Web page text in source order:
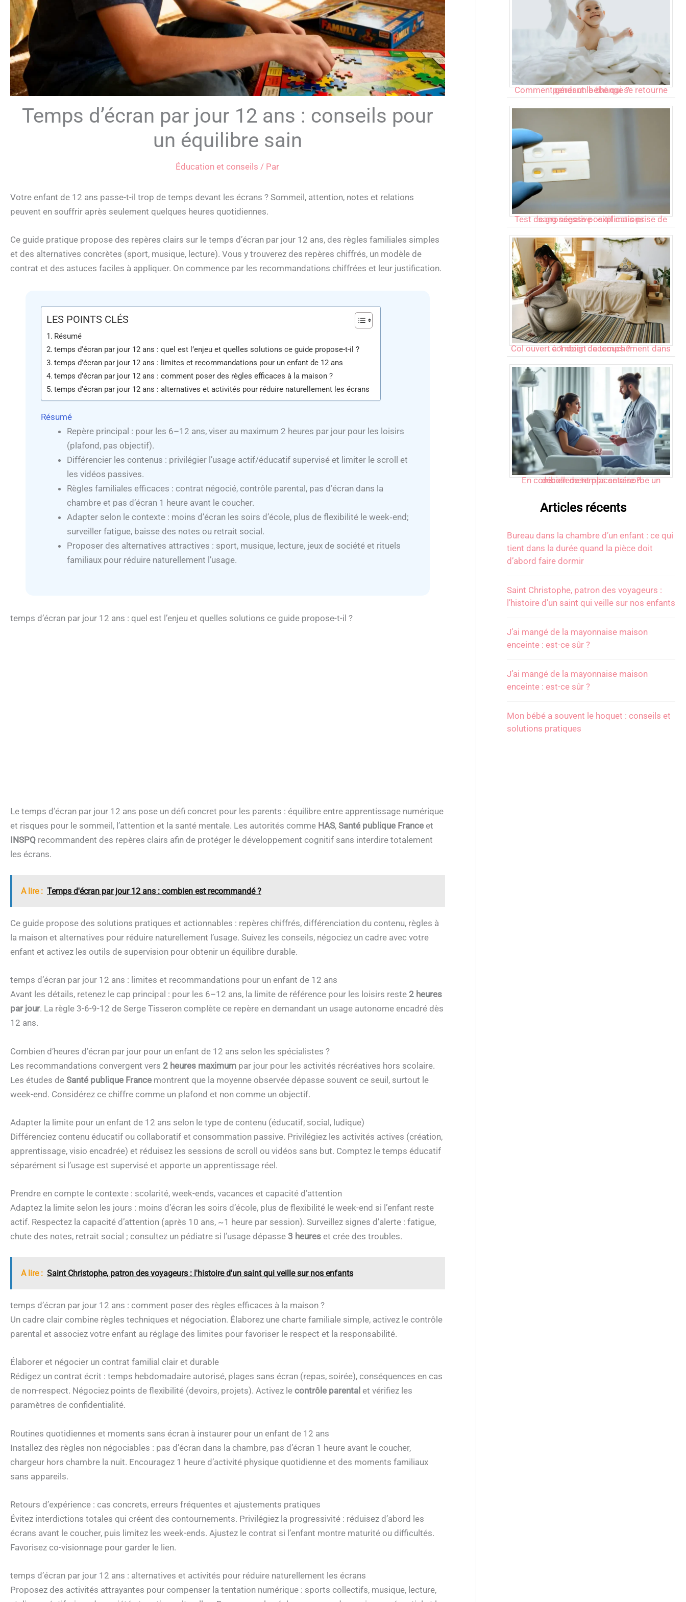
Temps d’écran par jour 12 ans : conseils pour
un équilibre sain
Éducation et conseils / Par
Votre enfant de 12 ans passe-t-il trop de temps devant les écrans ? Sommeil, attention, notes et relations
peuvent en souffrir après seulement quelques heures quotidiennes.
Ce guide pratique propose des repères clairs sur le temps d’écran par jour 12 ans, des règles familiales simples
et des alternatives concrètes (sport, musique, lecture). Vous y trouverez des repères chiffrés, un modèle de
contrat et des astuces faciles à appliquer. On commence par les recommandations chiffrées et leur justification.
LES POINTS CLÉS
Résumé
temps d’écran par jour 12 ans : quel est l’enjeu et quelles solutions ce guide propose-t-il ?
temps d’écran par jour 12 ans : limites et recommandations pour un enfant de 12 ans
temps d’écran par jour 12 ans : comment poser des règles efficaces à la maison ?
temps d’écran par jour 12 ans : alternatives et activités pour réduire naturellement les écrans
Résumé
Repère principal : pour les 6–12 ans, viser au maximum 2 heures par jour pour les loisirs
(plafond, pas objectif).
Différencier les contenus : privilégier l’usage actif/éducatif supervisé et limiter le scroll et
les vidéos passives.
Règles familiales efficaces : contrat négocié, contrôle parental, pas d’écran dans la
chambre et pas d’écran 1 heure avant le coucher.
Adapter selon le contexte : moins d’écran les soirs d’école, plus de flexibilité le week‑end;
surveiller fatigue, baisse des notes ou retrait social.
Proposer des alternatives attractives : sport, musique, lecture, jeux de société et rituels
familiaux pour réduire naturellement l’usage.
temps d’écran par jour 12 ans : quel est l’enjeu et quelles solutions ce guide propose-t-il ?
Le temps d’écran par jour 12 ans pose un défi concret pour les parents : équilibre entre apprentissage numérique
et risques pour le sommeil, l’attention et la santé mentale. Les autorités comme HAS, Santé publique France et
INSPQ recommandent des repères clairs afin de protéger le développement cognitif sans interdire totalement
les écrans.
A lire : Temps d'écran par jour 12 ans : combien est recommandé ?
Ce guide propose des solutions pratiques et actionnables : repères chiffrés, différenciation du contenu, règles à
la maison et alternatives pour réduire naturellement l’usage. Suivez les conseils, négociez un cadre avec votre
enfant et activez les outils de supervision pour obtenir un équilibre durable.
temps d’écran par jour 12 ans : limites et recommandations pour un enfant de 12 ans
Avant les détails, retenez le cap principal : pour les 6–12 ans, la limite de référence pour les loisirs reste 2 heures
par jour. La règle 3-6-9-12 de Serge Tisseron complète ce repère en demandant un usage autonome encadré dès
12 ans.
Combien d’heures d’écran par jour pour un enfant de 12 ans selon les spécialistes ?
Les recommandations convergent vers 2 heures maximum par jour pour les activités récréatives hors scolaire.
Les études de Santé publique France montrent que la moyenne observée dépasse souvent ce seuil, surtout le
week-end. Considérez ce chiffre comme un plafond et non comme un objectif.
Adapter la limite pour un enfant de 12 ans selon le type de contenu (éducatif, social, ludique)
Différenciez contenu éducatif ou collaboratif et consommation passive. Privilégiez les activités actives (création,
apprentissage, visio encadrée) et réduisez les sessions de scroll ou vidéos sans but. Comptez le temps éducatif
séparément si l’usage est supervisé et apporte un apprentissage réel.
Prendre en compte le contexte : scolarité, week-ends, vacances et capacité d’attention
Adaptez la limite selon les jours : moins d’écran les soirs d’école, plus de flexibilité le week-end si l’enfant reste
actif. Respectez la capacité d’attention (après 10 ans, ~1 heure par session). Surveillez signes d’alerte : fatigue,
chute des notes, retrait social ; consultez un pédiatre si l’usage dépasse 3 heures et crée des troubles.
A lire : Saint Christophe, patron des voyageurs : l'histoire d'un saint qui veille sur nos enfants
temps d’écran par jour 12 ans : comment poser des règles efficaces à la maison ?
Un cadre clair combine règles techniques et négociation. Élaborez une charte familiale simple, activez le contrôle
parental et associez votre enfant au réglage des limites pour favoriser le respect et la responsabilité.
Élaborer et négocier un contrat familial clair et durable
Rédigez un contrat écrit : temps hebdomadaire autorisé, plages sans écran (repas, soirée), conséquences en cas
de non-respect. Négociez points de flexibilité (devoirs, projets). Activez le contrôle parental et vérifiez les
paramètres de confidentialité.
Routines quotidiennes et moments sans écran à instaurer pour un enfant de 12 ans
Installez des règles non négociables : pas d’écran dans la chambre, pas d’écran 1 heure avant le coucher,
chargeur hors chambre la nuit. Encouragez 1 heure d’activité physique quotidienne et des moments familiaux
sans appareils.
Retours d’expérience : cas concrets, erreurs fréquentes et ajustements pratiques
Évitez interdictions totales qui créent des contournements. Privilégiez la progressivité : réduisez d’abord les
écrans avant le coucher, puis limitez les week-ends. Ajustez le contrat si l’enfant montre maturité ou difficultés.
Favorisez co-visionnage pour garder le lien.
temps d’écran par jour 12 ans : alternatives et activités pour réduire naturellement les écrans
Proposez des activités attrayantes pour compenser la tentation numérique : sports collectifs, musique, lecture,
Comment gérer un bébé qui se retourne pendant le change ?
Test de grossesse positif mais prise de sang négative : explications
Col ouvert à 1 doigt : accouchement dans combien de temps ?
En combien de temps se résorbe un décollement placentaire ?
Articles récents
Bureau dans la chambre d’un enfant : ce qui
tient dans la durée quand la pièce doit
d’abord faire dormir
Saint Christophe, patron des voyageurs :
l’histoire d’un saint qui veille sur nos enfants
J’ai mangé de la mayonnaise maison
enceinte : est-ce sûr ?
J’ai mangé de la mayonnaise maison
enceinte : est-ce sûr ?
Mon bébé a souvent le hoquet : conseils et
solutions pratiques